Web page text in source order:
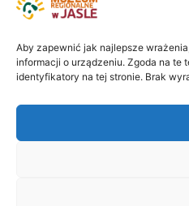
Aby zapewnić jak najlepsze
informacji o urządzeniu. Zgoda na te
identyfikatory na tej stronie. Brak